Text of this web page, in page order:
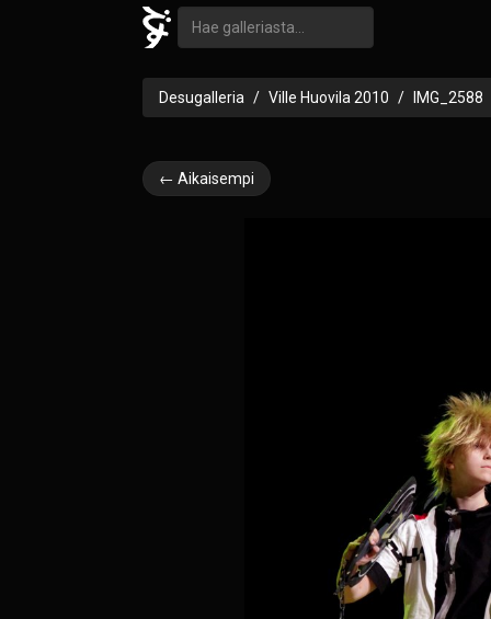
Desugalleria Ville Huovila 2010 IMG_2588
← Aikaisempi